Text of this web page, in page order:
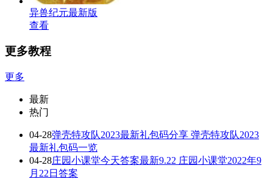
异兽纪元最新版
查看
更多教程
更多
最新
热门
04-28弹壳特攻队2023最新礼包码分享 弹壳特攻队2023
最新礼包码一览
04-28庄园小课堂今天答案最新9.22 庄园小课堂2022年9
月22日答案